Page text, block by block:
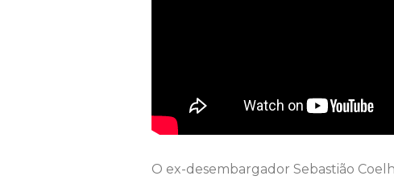
O ex-desembargador Sebastião